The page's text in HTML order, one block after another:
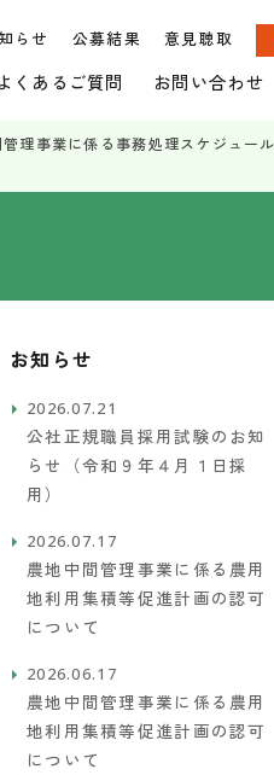
らせ 公募結果 意見聴取
よくあるご質問 お問い合わせ
理事業に係る事務処理スケジュー
お知らせ
2026.07.21
公社正規職員採用試験のお知
らせ（令和９年４月１日採
用）
2026.07.17
農地中間管理事業に係る農用
地利用集積等促進計画の認可
について
2026.06.17
農地中間管理事業に係る農用
地利用集積等促進計画の認可
について